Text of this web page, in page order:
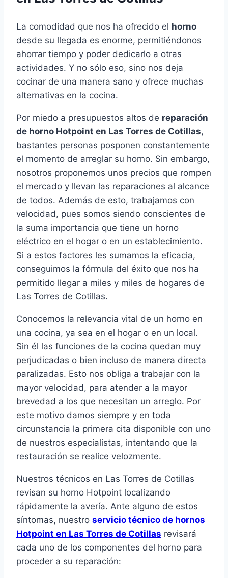
La comodidad que nos ha ofrecido el horno
desde su llegada es enorme, permitiéndonos
ahorrar tiempo y poder dedicarlo a otras
actividades. Y no sólo eso, sino nos deja
cocinar de una manera sano y ofrece muchas
alternativas en la cocina.
Por miedo a presupuestos altos de reparación
de horno Hotpoint en Las Torres de Cotillas,
bastantes personas posponen constantemente
el momento de arreglar su horno. Sin embargo,
nosotros proponemos unos precios que rompen
el mercado y llevan las reparaciones al alcance
de todos. Además de esto, trabajamos con
velocidad, pues somos siendo conscientes de
la suma importancia que tiene un horno
eléctrico en el hogar o en un establecimiento.
Si a estos factores les sumamos la eficacia,
conseguimos la fórmula del éxito que nos ha
permitido llegar a miles y miles de hogares de
Las Torres de Cotillas.
Conocemos la relevancia vital de un horno en
una cocina, ya sea en el hogar o en un local.
Sin él las funciones de la cocina quedan muy
perjudicadas o bien incluso de manera directa
paralizadas. Esto nos obliga a trabajar con la
mayor velocidad, para atender a la mayor
brevedad a los que necesitan un arreglo. Por
este motivo damos siempre y en toda
circunstancia la primera cita disponible con uno
de nuestros especialistas, intentando que la
restauración se realice velozmente.
Nuestros técnicos en Las Torres de Cotillas
revisan su horno Hotpoint localizando
rápidamente la avería. Ante alguno de estos
síntomas, nuestro servicio técnico de hornos
Hotpoint en Las Torres de Cotillas revisará
cada uno de los componentes del horno para
proceder a su reparación: